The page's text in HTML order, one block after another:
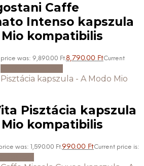
Caffe
Intenso kapszula
Mio kompatibilis
was: 9,890.00 Ft.8,790.00 FtCurrent
Pisztácia kapszula
Mio kompatibilis
was: 1,590.00 Ft.990.00 FtCurrent price is: